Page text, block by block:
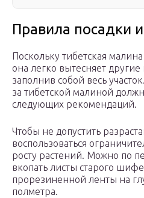
Правила посадки
Поскольку тибетская
она легко вытесняет
заполнив собой весь
за тибетской малиной
следующих рекомендаций.
Чтобы не допустить
воспользоваться
росту растений. Можно по
вкопать листы старого
прорезиненной ленты на
полметра.